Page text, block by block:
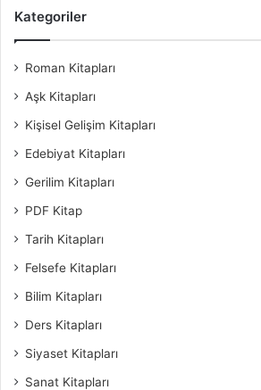
Kategoriler
Roman Kitapları
Aşk Kitapları
Kişisel Gelişim Kitapları
Edebiyat Kitapları
Gerilim Kitapları
PDF Kitap
Tarih Kitapları
Felsefe Kitapları
Bilim Kitapları
Ders Kitapları
Siyaset Kitapları
Sanat Kitapları